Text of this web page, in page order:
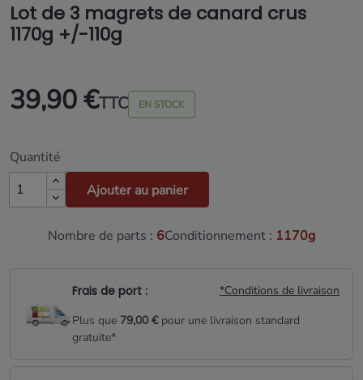
Lot de 3 magrets de canard crus
1170g +/-110g
39,90 €TTC EN STOCK
Quantité
Ajouter au panier
Nombre de parts : 6Conditionnement : 1170g
Frais de port :
*Conditions de livraison
Plus que 79,00 €pour une livraison standard
gratuite*